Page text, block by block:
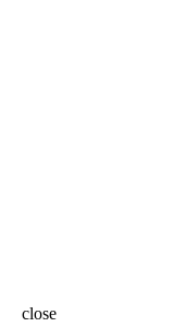
close